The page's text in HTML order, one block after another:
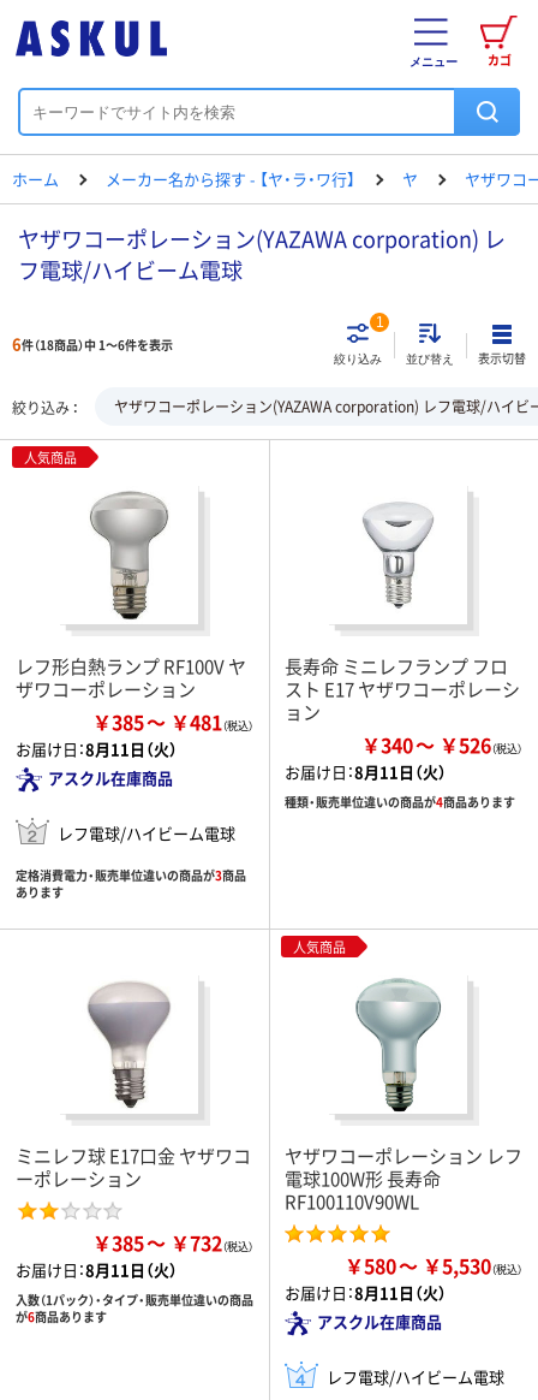
カゴ
メニュー
ホーム メーカー名から探す - 【ヤ・ラ・ワ行】 ヤ ヤザワコ
ヤザワコーポレーション(YAZAWA corporation) レ
フ電球/ハイビーム電球
6件（18商品）中 1～6件を表示
絞り込み
1
並び替え 表示切替
絞り込み ヤザワコーポレーション(YAZAWA corporation) レフ電球/ハイビ
人気商品
レフ形白熱ランプ RF100V ヤ
ザワコーポレーション
￥385 ￥481
お届け日：8月11日（火）
アスクル在庫商品
レフ電球/ハイビーム電球
定格消費電力・販売単位違いの商品が3商品
あります
長寿命 ミニレフランプ フロ
スト E17 ヤザワコーポレーシ
ョン
￥340 ￥526
お届け日：8月11日（火）
種類・販売単位違いの商品が4商品あります
ミニレフ球 E17口金 ヤザワコ
ーポレーション
￥385 ￥732
お届け日：8月11日（火）
入数（1パック）・タイプ・販売単位違いの商品
が6商品あります
人気商品
ヤザワコーポレーション レフ
電球100W形 長寿命
RF100110V90WL
￥580 ￥5,530
お届け日：8月11日（火）
アスクル在庫商品
レフ電球/ハイビーム電球